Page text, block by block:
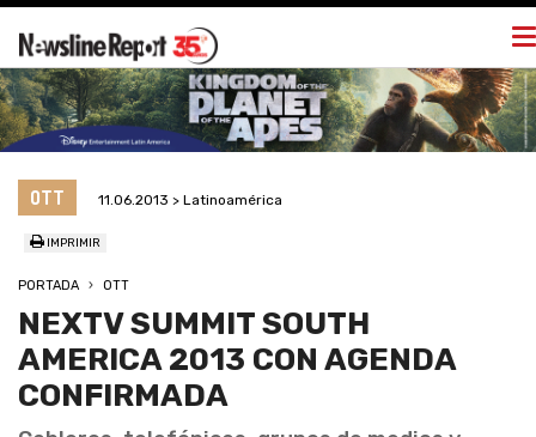
OTT 11.06.2013 > Latinoamérica
IMPRIMIR
PORTADA OTT
NEXTV SUMMIT SOUTH
AMERICA 2013 CON AGENDA
CONFIRMADA